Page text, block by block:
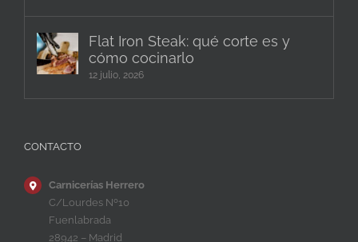
Flat Iron Steak: qué corte es y
cómo cocinarlo
12 julio, 2026
CONTACTO
Carnicerías Herrero
C/Lourdes Nº10
Fuenlabrada
28942 – Madrid